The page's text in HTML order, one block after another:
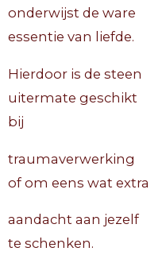
onderwijst de ware
essentie van liefde.
Hierdoor is de steen
uitermate geschikt
bij
traumaverwerking
of om eens wat extra
aandacht aan jezelf
te schenken.